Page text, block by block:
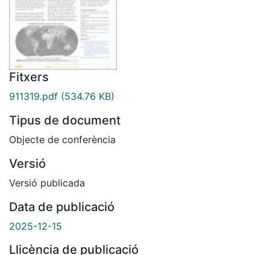
Fitxers
911319.pdf (534.76 KB)
Tipus de document
Objecte de conferència
Versió
Versió publicada
Data de publicació
2025-12-15
Llicència de publicació